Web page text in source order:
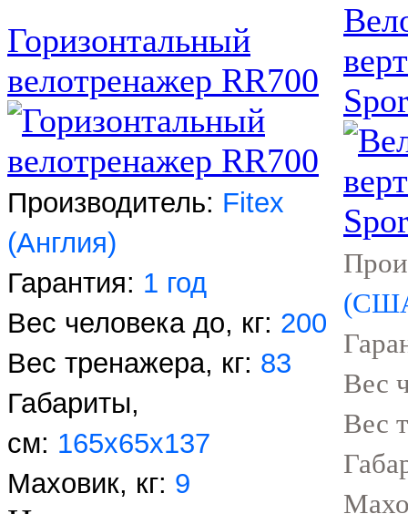
Горизонтальный
велотренажер RR700
Производитель: Fitex
(Англия)
Гарантия: 1 год
Вес человека до, кг: 200
Вес тренажера, кг: 83
Габариты,
см: 165х65х137
Маховик, кг: 9
Вес
Вес